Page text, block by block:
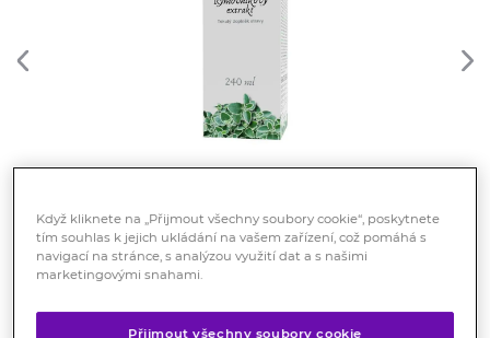
Biomedica Rýmovníkový
extrakt 240ml
Když kliknete na „Přijmout všechny soubory cookie“, poskytnete
tím souhlas k jejich ukládání na vašem zařízení, což pomáhá s
navigací na stránce, s analýzou využití dat a s našimi
marketingovými snahami.
Přijmout všechny soubory cookie